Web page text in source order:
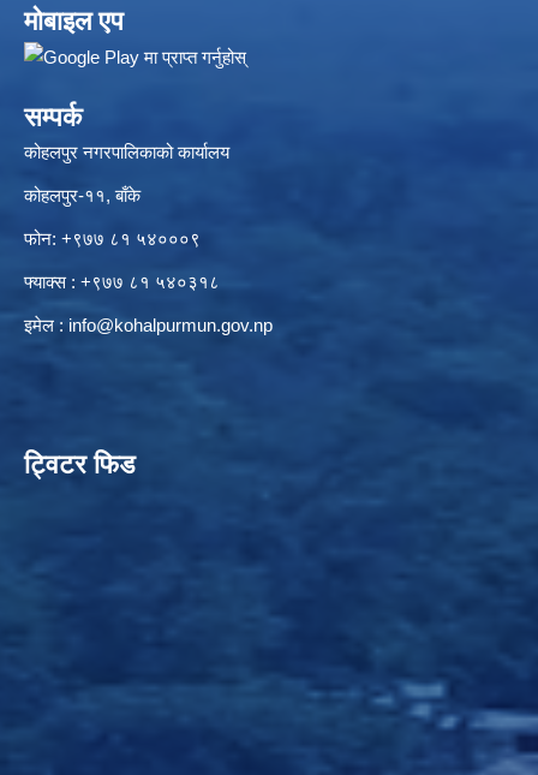
मोबाइल एप
सम्पर्क
कोहलपुर नगरपालिकाको कार्यालय
कोहलपुर-११, बाँके
फोन: +९७७ ८१ ५४०००९
फ्याक्स : +९७७ ८१ ५४०३१८
इमेल : info@kohalpurmun.gov.np
ट्विटर फिड